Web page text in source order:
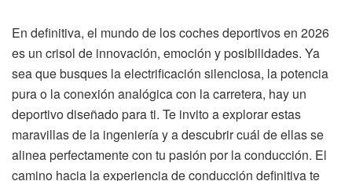
En definitiva, el mundo de los coches deportivos en 2026
es un crisol de innovación, emoción y posibilidades. Ya
sea que busques la electrificación silenciosa, la potencia
pura o la conexión analógica con la carretera, hay un
deportivo diseñado para ti. Te invito a explorar estas
maravillas de la ingeniería y a descubrir cuál de ellas se
alinea perfectamente con tu pasión por la conducción. El
camino hacia la experiencia de conducción definitiva te